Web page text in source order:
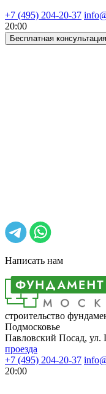
+7 (495) 204-20-37
20:00
Бесплатная консультация
Написать нам
строительство
Подмосковье
Павловский Посад, ул.
проезда
+7 (495) 204-20-37
20:00